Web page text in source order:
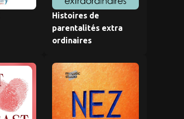
Histoires de
parentalités extra
ordinaires